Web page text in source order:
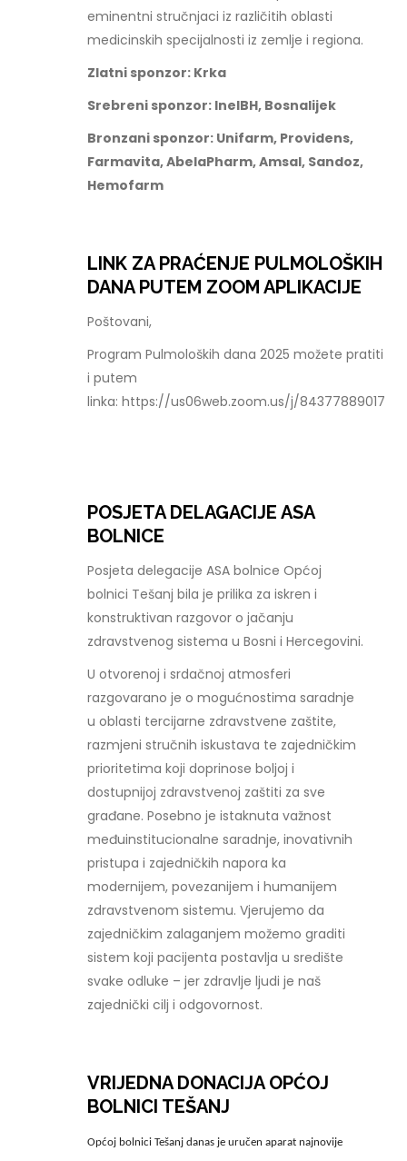
eminentni stručnjaci iz različitih oblasti
medicinskih specijalnosti iz zemlje i regiona.
Zlatni sponzor: Krka
Srebreni sponzor: InelBH, Bosnalijek
Bronzani sponzor: Unifarm, Providens,
Farmavita, AbelaPharm, Amsal, Sandoz,
Hemofarm
LINK ZA PRAĆENJE PULMOLOŠKIH
DANA PUTEM ZOOM APLIKACIJE
Poštovani,
Program Pulmoloških dana 2025 možete pratiti
i putem
linka: https://us06web.zoom.us/j/84377889017
POSJETA DELAGACIJE ASA
BOLNICE
Posjeta delegacije ASA bolnice Općoj
bolnici Tešanj bila je prilika za iskren i
konstruktivan razgovor o jačanju
zdravstvenog sistema u Bosni i Hercegovini.
U otvorenoj i srdačnoj atmosferi
razgovarano je o mogućnostima saradnje
u oblasti tercijarne zdravstvene zaštite,
razmjeni stručnih iskustava te zajedničkim
prioritetima koji doprinose boljoj i
dostupnijoj zdravstvenoj zaštiti za sve
građane. Posebno je istaknuta važnost
međuinstitucionalne saradnje, inovativnih
pristupa i zajedničkih napora ka
modernijem, povezanijem i humanijem
zdravstvenom sistemu. Vjerujemo da
zajedničkim zalaganjem možemo graditi
sistem koji pacijenta postavlja u središte
svake odluke – jer zdravlje ljudi je naš
zajednički cilj i odgovornost.
VRIJEDNA DONACIJA OPĆOJ
BOLNICI TEŠANJ
Općoj bolnici Tešanj danas je uručen aparat najnovije